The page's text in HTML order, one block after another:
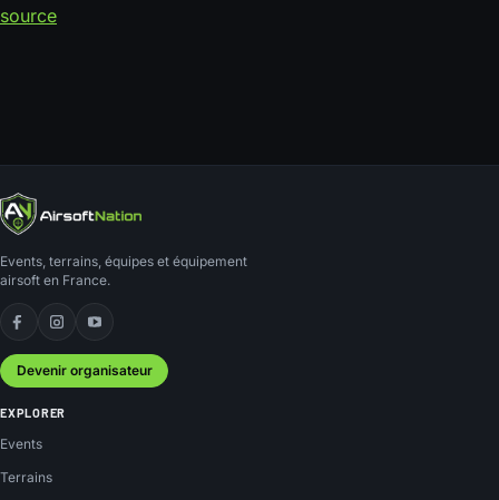
source
Events, terrains, équipes et équipement
airsoft en France.
Facebook
Instagram
YouTube
Devenir organisateur
EXPLORER
Events
Terrains